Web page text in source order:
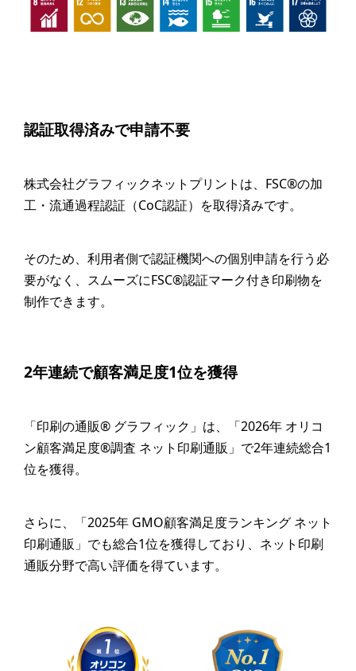
認証取得済みで申請不要
株式会社グラフィックネットプリントは、FSC®の加
工・流通過程認証（CoC認証）を取得済みです。
そのため、利用者側で認証機関への個別申請を行う必
要がなく、スムーズにFSC®認証マーク付き印刷物を
制作できます。
2年連続で顧客満足度1位を獲得
「印刷の通販® グラフィック」は、「2026年 オリコ
ン顧客満足度®調査 ネット印刷通販」で2年連続総合1
位を獲得。
さらに、「2025年 GMO顧客満足度ランキング ネット
印刷通販」でも総合1位を獲得しており、ネット印刷
通販分野で高い評価を得ています。